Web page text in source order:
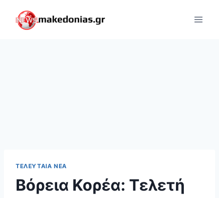
content
ΤΕΛΕΥΤΑΊΑ ΝΈΑ
Βόρεια Κορέα: Τελετή